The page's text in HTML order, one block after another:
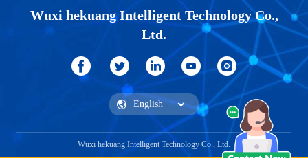
Wuxi hekuang Intelligent Technology Co.,
Ltd.
Wuxi hekuang Intelligent Technology Co., Ltd.